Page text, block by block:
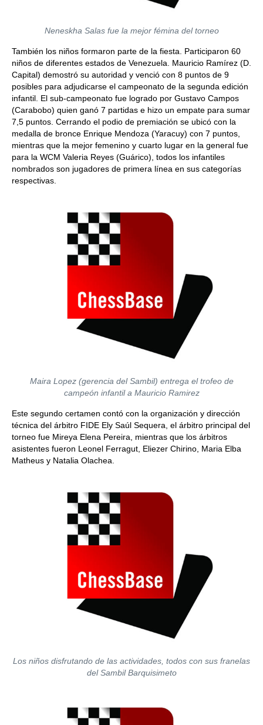
Neneskha Salas fue la mejor fémina del torneo
También los niños formaron parte de la fiesta. Participaron 60
niños de diferentes estados de Venezuela. Mauricio Ramírez (D.
Capital) demostró su autoridad y venció con 8 puntos de 9
posibles para adjudicarse el campeonato de la segunda edición
infantil. El sub-campeonato fue logrado por Gustavo Campos
(Carabobo) quien ganó 7 partidas e hizo un empate para sumar
7,5 puntos. Cerrando el podio de premiación se ubicó con la
medalla de bronce Enrique Mendoza (Yaracuy) con 7 puntos,
mientras que la mejor femenino y cuarto lugar en la general fue
para la WCM Valeria Reyes (Guárico), todos los infantiles
nombrados son jugadores de primera línea en sus categorías
respectivas.
Maira Lopez (gerencia del Sambil) entrega el trofeo de
campeón infantil a Mauricio Ramirez
Este segundo certamen contó con la organización y dirección
técnica del árbitro FIDE Ely Saúl Sequera, el árbitro principal del
torneo fue Mireya Elena Pereira, mientras que los árbitros
asistentes fueron Leonel Ferragut, Eliezer Chirino, Maria Elba
Matheus y Natalia Olachea.
Los niños disfrutando de las actividades, todos con sus franelas
del Sambil Barquisimeto